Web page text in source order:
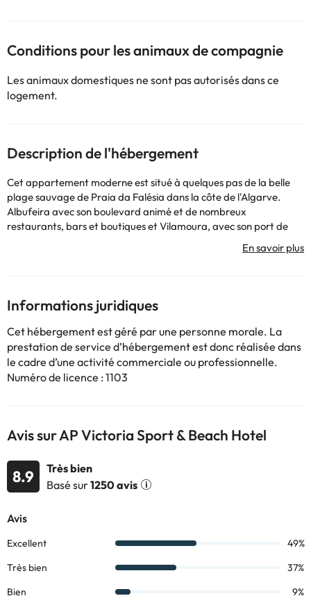
Conditions pour les animaux de compagnie
Les animaux domestiques ne sont pas autorisés dans ce
logement.
Description de l'hébergement
Cet appartement moderne est situé à quelques pas de la belle
plage sauvage de Praia da Falésia dans la côte de l'Algarve.
Albufeira avec son boulevard animé et de nombreux
restaurants, bars et boutiques et Vilamoura, avec son port de
plaisance élégant et casino sont à seulement 8 km. Plusieurs
terrains de golf sont à distance de marche, l'aéroport
Certains des services indiqués peuvent être payants. Vous
l’établissement. Toutes les informations figurant sur cette fiche
sont susceptibles d’être modifiées par l’hébergement. Si vous
avez des questions, contactez-nous.
Informations juridiques
Cet hébergement est géré par une personne morale. La
prestation de service d’hébergement est donc réalisée dans
le cadre d’une activité commerciale ou professionnelle.
Numéro de licence : 1103
Avis sur AP Victoria Sport & Beach Hotel
8.9
Très bien
Basé sur1250 avis